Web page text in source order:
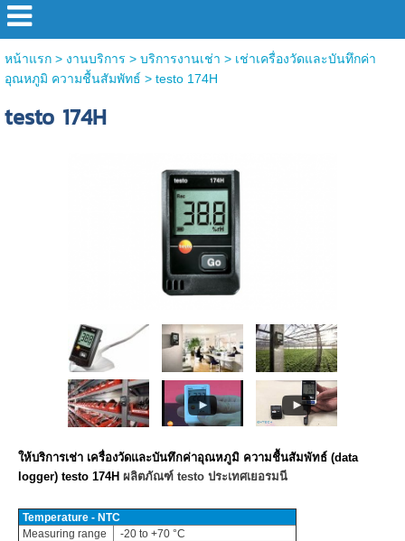
หน้าแรก> งานบริการ > บริการงานเช่า > เช่าเครื่องวัดและบันทึกค่า
อุณหภูมิ ความชื้นสัมพัทธ์ > testo 174H
testo 174H
ให้บริการเช่า เครื่องวัดและบันทึกค่าอุณหภูมิ ความชื้นสัมพัทธ์ (data
logger) testo 174H ผลิตภัณฑ์ testo ประเทศเยอรมนี
Temperature - NTC
Measuring range
-20 to +70 °C